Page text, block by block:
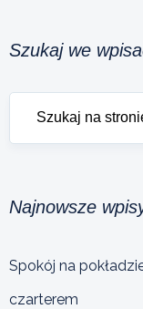
Szukaj we
Najnowsze
Spokój na
czarterem